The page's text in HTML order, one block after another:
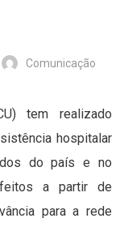
Comunicação
tem realizado
hospitalar
do país e no
a partir de
para a rede